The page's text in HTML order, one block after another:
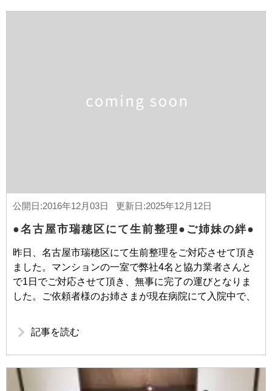
公開日:2016年12月03日 更新日:2025年12月12日
●名古屋市瑞穂区にて生前整理●ご姉妹の絆●
昨日、名古屋市瑞穂区にて生前整理をご対応させて頂き
ました。マンションの一室で弊社4名と協力業者さんと
で1日でご対応させて頂き、無事に完了の運びとなりま
した。ご依頼者様のお姉さまが現在病院にて入院中で、
記事を読む